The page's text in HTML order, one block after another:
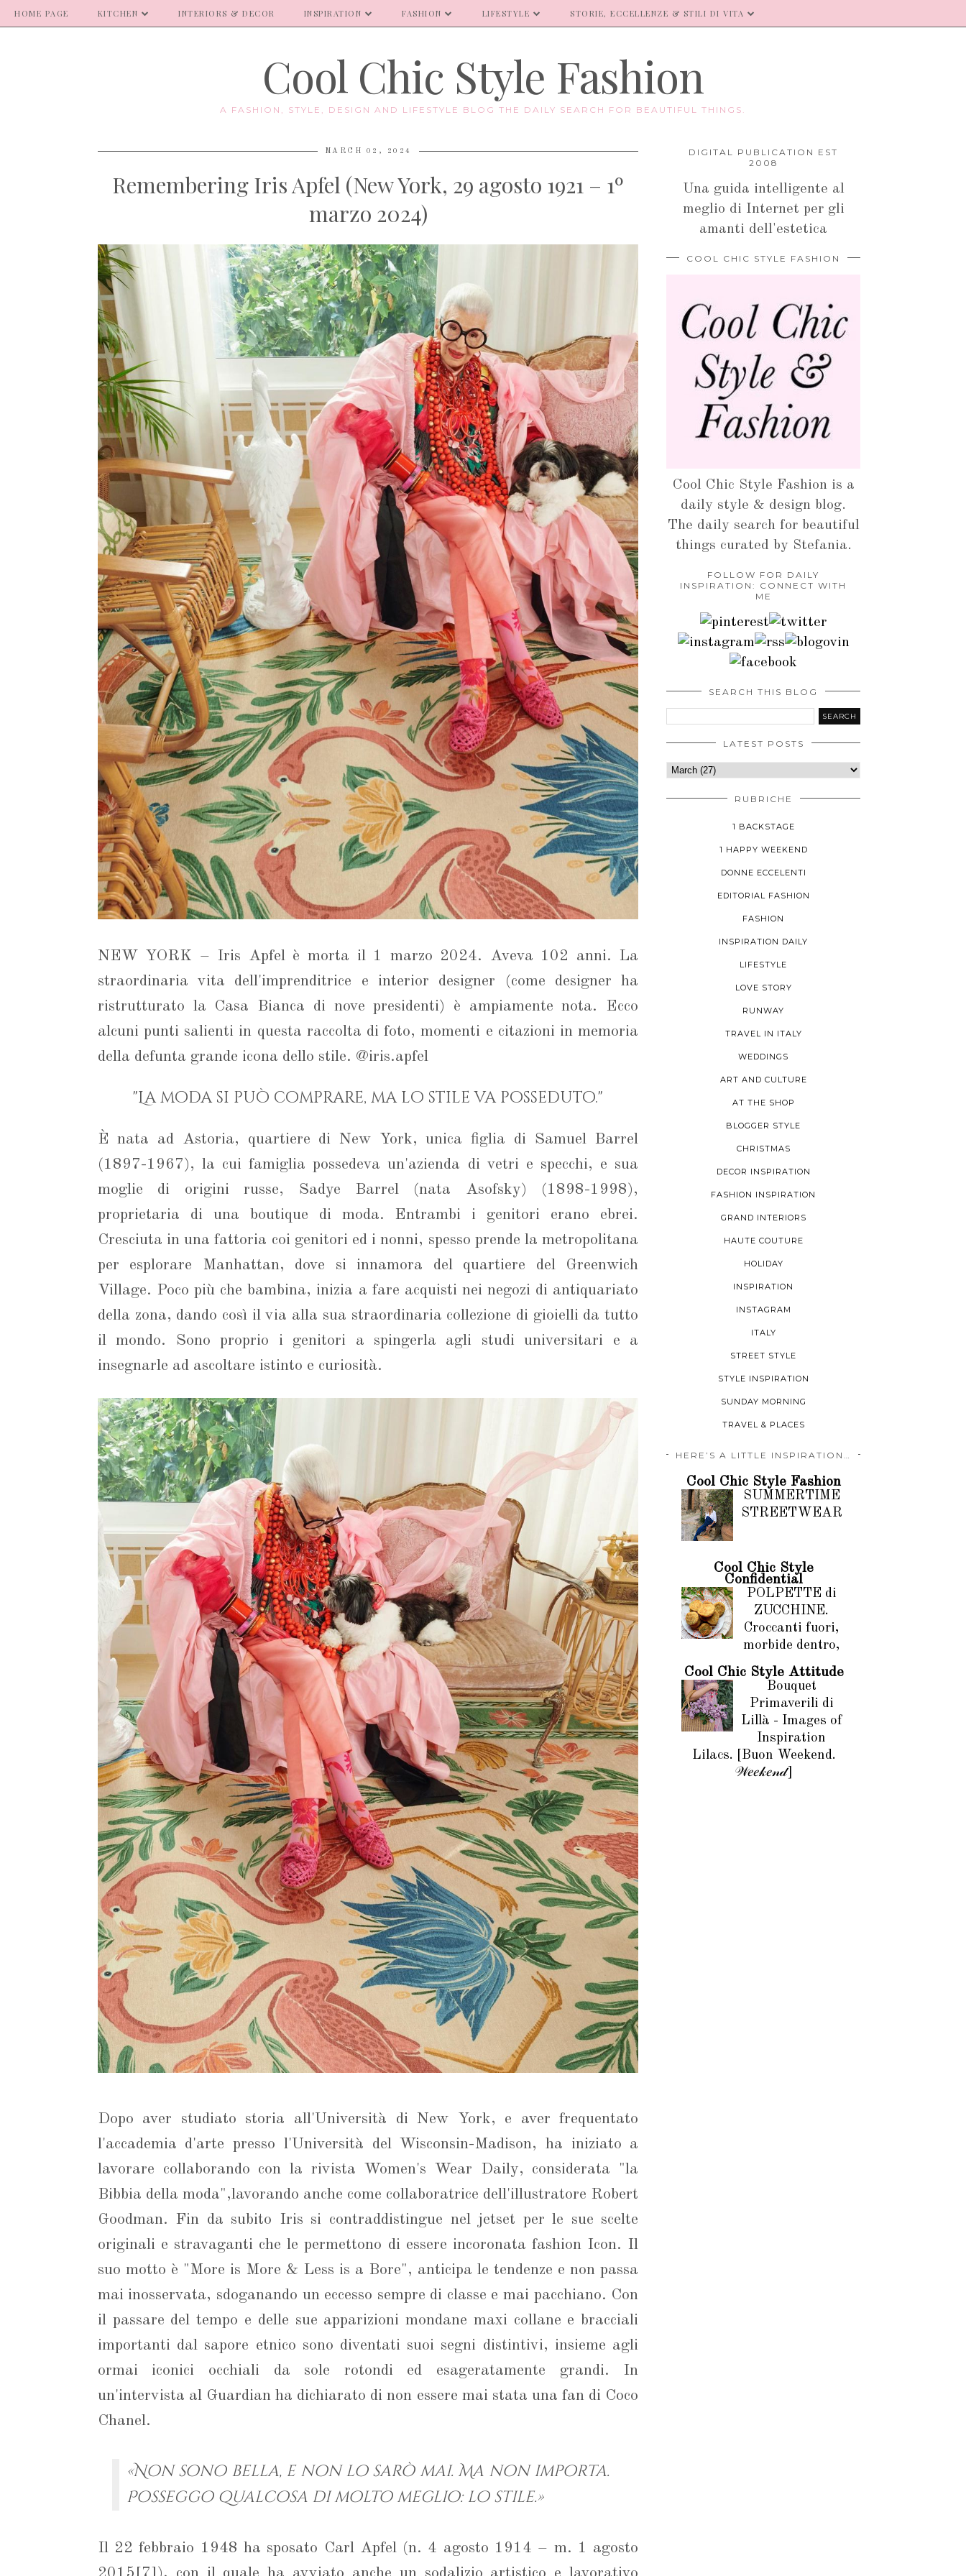
HOME PAGE KITCHEN INTERIORS & DECOR INSPIRATION FASHION LIFESTYLE STORIE, ECCELLENZE & STILI DI VITA
Cool Chic Style Fashion
A FASHION, STYLE, DESIGN AND LIFESTYLE BLOG THE DAILY SEARCH FOR BEAUTIFUL THINGS.
MARCH 02, 2024
Remembering Iris Apfel (New York, 29 agosto 1921 – 1º
marzo 2024)
NEW YORK – Iris Apfel è morta il 1 marzo 2024. Aveva 102 anni. La
straordinaria vita dell'imprenditrice e interior designer (come designer ha
ristrutturato la Casa Bianca di nove presidenti) è ampiamente nota. Ecco
alcuni punti salienti in questa raccolta di foto, momenti e citazioni in memoria
della defunta grande icona dello stile. @iris.apfel
"La moda si può comprare, ma lo stile va posseduto."
È nata ad Astoria, quartiere di New York, unica figlia di Samuel Barrel
(1897-1967), la cui famiglia possedeva un'azienda di vetri e specchi, e sua
moglie di origini russe, Sadye Barrel (nata Asofsky) (1898-1998),
proprietaria di una boutique di moda. Entrambi i genitori erano ebrei.
Cresciuta in una fattoria coi genitori ed i nonni, spesso prende la metropolitana
per esplorare Manhattan, dove si innamora del quartiere del Greenwich
Village. Poco più che bambina, inizia a fare acquisti nei negozi di antiquariato
della zona, dando così il via alla sua straordinaria collezione di gioielli da tutto
il mondo. Sono proprio i genitori a spingerla agli studi universitari e a
insegnarle ad ascoltare istinto e curiosità.
Dopo aver studiato storia all'Università di New York, e aver frequentato
l'accademia d'arte presso l'Università del Wisconsin-Madison, ha iniziato a
lavorare collaborando con la rivista Women's Wear Daily, considerata "la
Bibbia della moda",lavorando anche come collaboratrice dell'illustratore Robert
Goodman. Fin da subito Iris si contraddistingue nel jetset per le sue scelte
originali e stravaganti che le permettono di essere incoronata fashion Icon. Il
suo motto è "More is More & Less is a Bore", anticipa le tendenze e non passa
mai inosservata, sdoganando un eccesso sempre di classe e mai pacchiano. Con
il passare del tempo e delle sue apparizioni mondane maxi collane e bracciali
importanti dal sapore etnico sono diventati suoi segni distintivi, insieme agli
ormai iconici occhiali da sole rotondi ed esageratamente grandi. In
un'intervista al Guardian ha dichiarato di non essere mai stata una fan di Coco
Chanel.
«Non sono bella, e non lo sarò mai. Ma non importa.
Posseggo qualcosa di molto meglio: lo stile.»
Il 22 febbraio 1948 ha sposato Carl Apfel (n. 4 agosto 1914 – m. 1 agosto
DIGITAL PUBLICATION EST
2008
Una guida intelligente al
meglio di Internet per gli
amanti dell'estetica
COOL CHIC STYLE FASHION
Cool Chic Style Fashion is a
daily style & design blog.
The daily search for beautiful
things curated by Stefania.
FOLLOW FOR DAILY
INSPIRATION: CONNECT WITH
ME
SEARCH THIS BLOG
LATEST POSTS
RUBRICHE
1 BACKSTAGE
1 HAPPY WEEKEND
DONNE ECCELENTI
EDITORIAL FASHION
FASHION
INSPIRATION DAILY
LIFESTYLE
LOVE STORY
RUNWAY
TRAVEL IN ITALY
WEDDINGS
ART AND CULTURE
AT THE SHOP
BLOGGER STYLE
CHRISTMAS
DECOR INSPIRATION
FASHION INSPIRATION
GRAND INTERIORS
HAUTE COUTURE
HOLIDAY
INSPIRATION
INSTAGRAM
ITALY
STREET STYLE
STYLE INSPIRATION
SUNDAY MORNING
TRAVEL & PLACES
HERE’S A LITTLE INSPIRATION…
Cool Chic Style Fashion
SUMMERTIME
STREETWEAR
Cool Chic Style
Confidential
POLPETTE di
ZUCCHINE.
Croccanti fuori,
morbide dentro,
Cool Chic Style Attitude
Bouquet
Primaverili di
Lillà - Images of
Inspiration
Lilacs. [Buon Weekend.
𝒲𝑒𝑒𝓀𝑒𝓃𝒹]